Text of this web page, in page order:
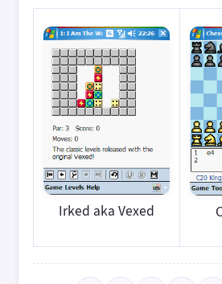
Irked aka Vexed